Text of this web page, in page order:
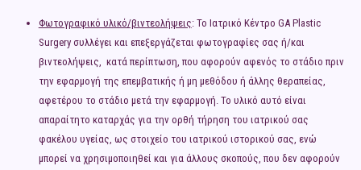
Φωτογραφικό υλικό/βιντεολήψεις: Το Ιατρικό Κέντρο GA Plastic
Surgery συλλέγει και επεξεργάζεται φωτογραφίες σας ή/και
βιντεολήψεις, κατά περίπτωση, που αφορούν αφενός το στάδιο πριν
την εφαρμογή της επεμβατικής ή μη μεθόδου ή άλλης θεραπείας,
αφετέρου το στάδιο μετά την εφαρμογή. Το υλικό αυτό είναι
απαραίτητο καταρχάς για την ορθή τήρηση του ιατρικού σας
φακέλου υγείας, ως στοιχείο του ιατρικού ιστορικού σας, ενώ
μπορεί να χρησιμοποιηθεί και για άλλους σκοπούς, που δεν αφορούν